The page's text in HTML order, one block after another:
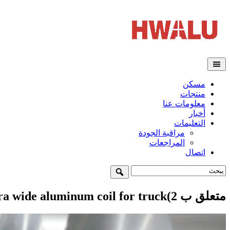
مسكن
منتجات
معلومات عنا
أخبار
التعليمات
مراقبة الجودة
المراجعات
اتصال
متعلق ب 2) wide aluminum coil for truck